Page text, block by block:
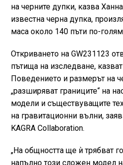
на черните дупки, казва
известна черна дупка,
маса около 140 пъти по-
Откриването на GW231123
пътища на изследване,
Поведението и размерът на
„разширяват границите“ на
модели и съществуващите
на гравитационни вълни,
KAGRA Collaboration.
„На общността ще ѝ трябват
напълно този сложен модел